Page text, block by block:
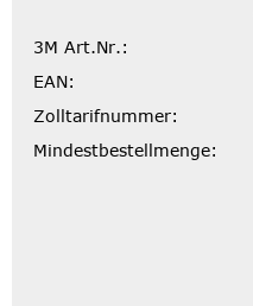
3M Art.Nr.:
EAN:
Zolltarifnummer:
Mindestbestellmenge: